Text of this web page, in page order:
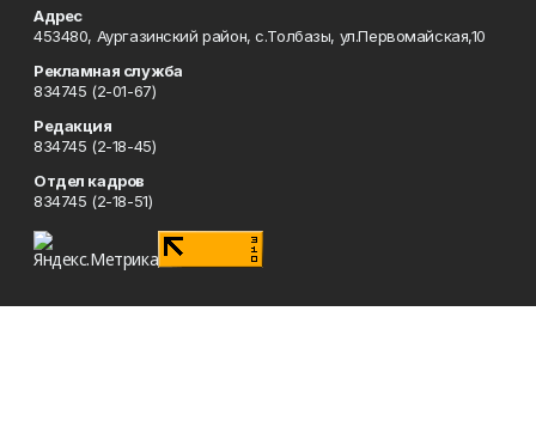
Адрес
453480, Аургазинский район, с.Толбазы, ул.Первомайская,10
Рекламная служба
834745 (2-01-67)
Редакция
834745 (2-18-45)
Отдел кадров
834745 (2-18-51)